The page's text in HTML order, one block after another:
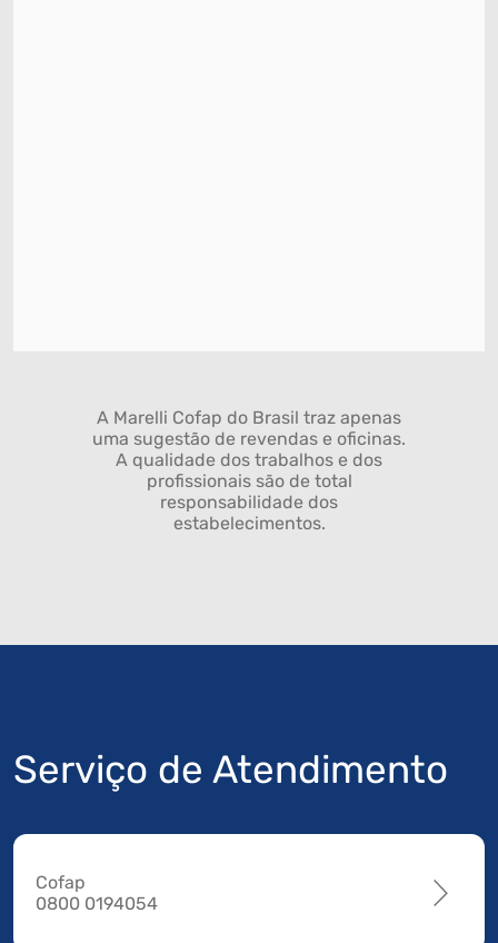
A Marelli Cofap do Brasil traz apenas
uma sugestão de revendas e oficinas.
A qualidade dos trabalhos e dos
profissionais são de total
responsabilidade dos
estabelecimentos.
Serviço de Atendimento
Cofap
0800 0194054